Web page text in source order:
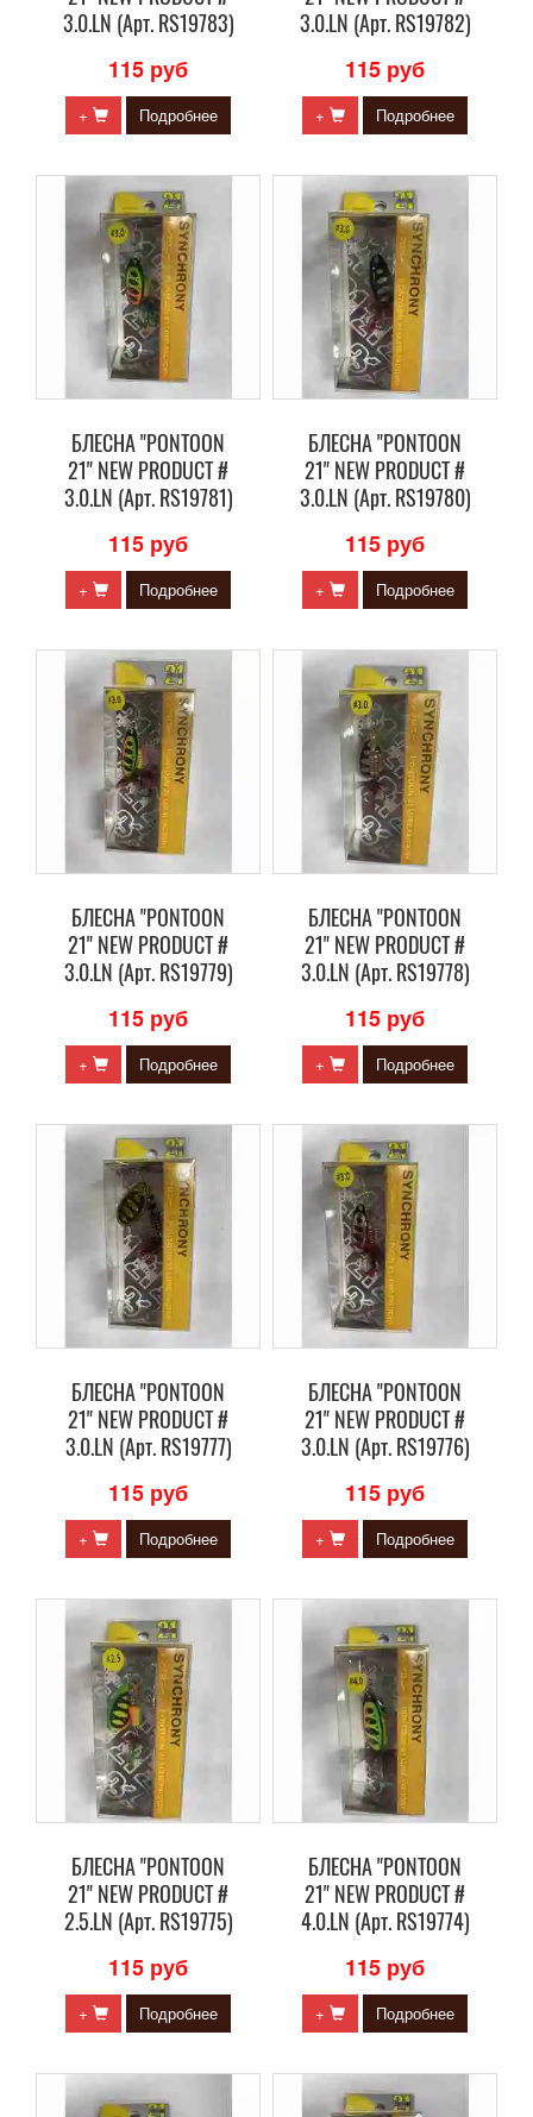
3.0.LN (Арт. RS19783)
115 руб
+ Подробнее
3.0.LN (Арт. RS19782)
115 руб
+ Подробнее
БЛЕСНА "PONTOON
21" NEW PRODUCT #
3.0.LN (Арт. RS19781)
115 руб
+ Подробнее
БЛЕСНА "PONTOON
21" NEW PRODUCT #
3.0.LN (Арт. RS19780)
115 руб
+ Подробнее
БЛЕСНА "PONTOON
21" NEW PRODUCT #
3.0.LN (Арт. RS19779)
115 руб
+ Подробнее
БЛЕСНА "PONTOON
21" NEW PRODUCT #
3.0.LN (Арт. RS19778)
115 руб
+ Подробнее
БЛЕСНА "PONTOON
21" NEW PRODUCT #
3.0.LN (Арт. RS19777)
115 руб
+ Подробнее
БЛЕСНА "PONTOON
21" NEW PRODUCT #
3.0.LN (Арт. RS19776)
115 руб
+ Подробнее
БЛЕСНА "PONTOON
21" NEW PRODUCT #
2.5.LN (Арт. RS19775)
115 руб
+ Подробнее
БЛЕСНА "PONTOON
21" NEW PRODUCT #
4.0.LN (Арт. RS19774)
115 руб
+ Подробнее